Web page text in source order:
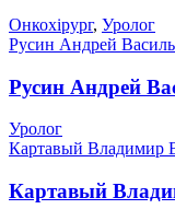
Онкохірург, Уролог
Русин Андрей
Русин Андрей
Уролог
Картавый Владимир
Картавый